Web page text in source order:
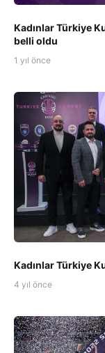
Kadınlar Türkiye
belli oldu
1 yıl önce
Kadınlar Türkiye
4 yıl önce